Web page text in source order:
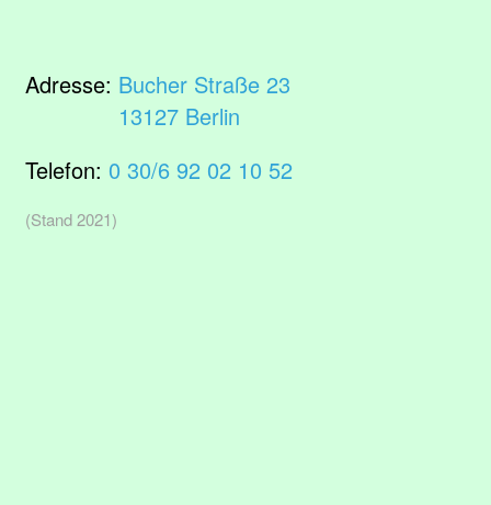
Adresse: Bucher Straße 23
13127 Berlin
Telefon: 0 30/6 92 02 10 52
(Stand 2021)